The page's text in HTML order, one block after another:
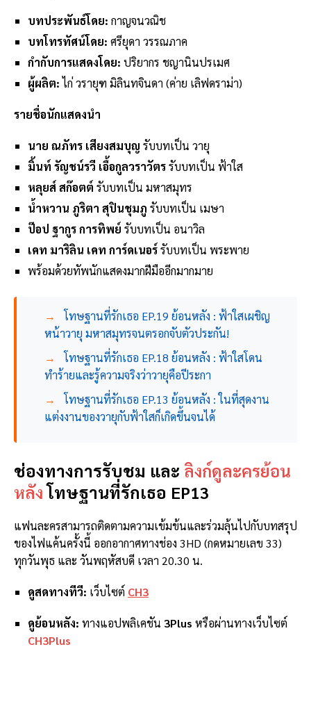
บทประพันธ์โดย: กาญจนวณิช
บทโทรทัศน์โดย: ศรียุดา วรรณภาค
กำกับการแสดงโดย: ปริยากร ชญานินปรเมศ
ผู้ผลิต:ไก่ วรายุฑ มิลินทจินดา (ค่าย เลิฟดราม่า)
รายชื่อนักแสดงนำ
นาย ณภัทร เสียงสมบุญ รับบทเป็น วายุ
มิ้นท์ รัญชน์รวี เอื้อกูลวราวัตรรับบทเป็น ฟ้าใส
หลุยส์ สก๊อตต์ รับบทเป็น มหาสมุทร
น้ำหวาน ภูริตา สุปินชุมภู รับบทเป็น เมษา
ป๊อป ฐากูร การทิพย์ รับบทเป็น อนาวิล
เคท มาริลิน เคท การ์ดเนอร์รับบทเป็น พระพาย
พร้อมด้วยทัพนักแสดงมากฝีมืออีกมากมาย
→
โทษฐานที่รักเธอ EP.19 ย้อนหลัง : ฟ้าใสเผชิญ
หน้าวายุ มหาสมุทรจนตรอกจับตัวประกัน!
→
โทษฐานที่รักเธอ EP.18 ย้อนหลัง : ฟ้าใสโดน
ทำร้ายและรู้ความจริงว่าวายุคือปีระกา
→
โทษฐานที่รักเธอ EP.13 ย้อนหลัง : ในที่สุดงาน
แต่งงานของวายุกับฟ้าใสก็เกิดขึ้นจนได้
ช่องทางการรับชม และ ลิงก์ดูละครย้อน
หลังโทษฐานที่รักเธอ EP13
แฟนละครสามารถติดตามความเข้มข้นและร่วมลุ้นไปกับบทสรุป
ของไฟแค้นครั้งนี้ ออกอากาศทางช่อง 3HD (กดหมายเลข 33)
ทุกวันพุธ และ วันพฤหัสบดี เวลา 20.30 น.
ดูสดทางทีวี: เว็บไซต์ CH3
ดูย้อนหลัง: ทางแอปพลิเคชัน 3Plus หรือผ่านทางเว็บไซต์
CH3Plus